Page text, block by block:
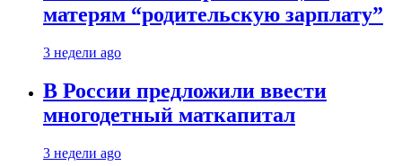
матерям “родительскую зарплату”
3 недели ago
В России предложили ввести
многодетный маткапитал
3 недели ago